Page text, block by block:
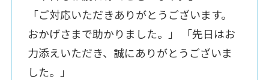
「ご対応いただきありがとうございます。
おかげさまで助かりました。」 「先日はお
力添えいただき、誠にありがとうございま
した。」